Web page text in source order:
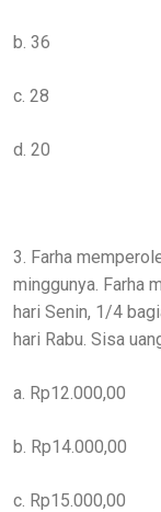
b. 36
c. 28
d. 20
3. Farha
minggunya. Farha
hari Senin, 1/4
hari Rabu. Sisa
a. Rp12.000,00
b. Rp14.000,00
c. Rp15.000,00